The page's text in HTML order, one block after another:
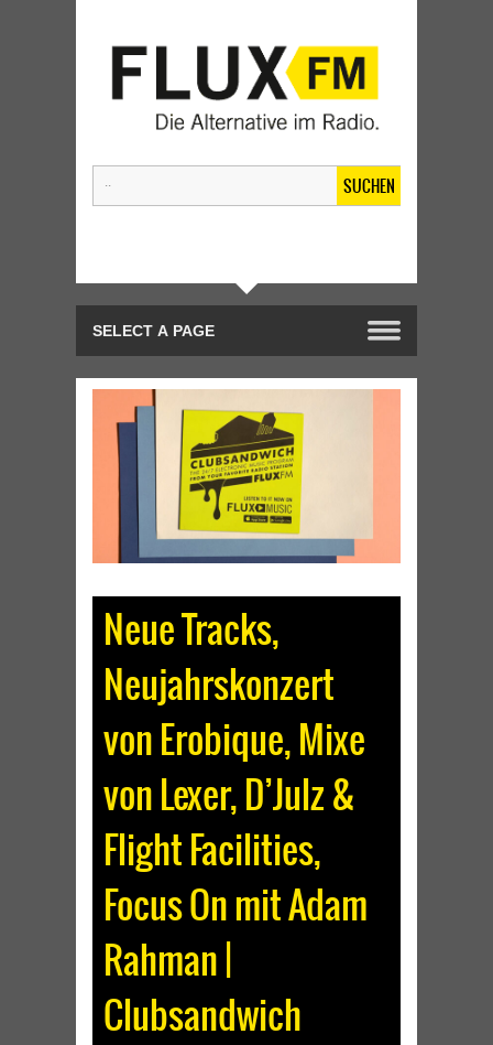
SUCHEN
Neue Tracks,
Neujahrskonzert
von Erobique, Mixe
von Lexer, D’Julz &
Flight Facilities,
Focus On mit Adam
Rahman |
Clubsandwich